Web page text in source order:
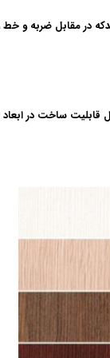
در مقابل ضربه